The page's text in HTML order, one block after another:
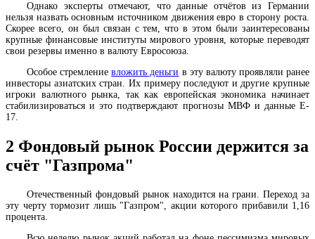
Однако эксперты отмечают, что данные отчётов из Германии
нельзя назвать основным источником движения евро в сторону роста.
Скорее всего, он был связан с тем, что в этом были заинтересованы
крупные финансовые институты мирового уровня, которые переводят
свои резервы именно в валюту Евросоюза.
Особое стремлениевложить деньги в эту валюту проявляли ранее
инвесторы азиатских стран. Их примеру последуют и другие крупные
игроки валютного рынка, так как европейская экономика начинает
стабилизироваться и это подтверждают прогнозы МВФ и данные E-
17.
2 Фондовый рынок России держится за
счёт "Газпрома"
Отечественный фондовый рынок находится на грани. Переход за
эту черту тормозит лишь "Газпром", акции которого прибавили 1,16
процента.